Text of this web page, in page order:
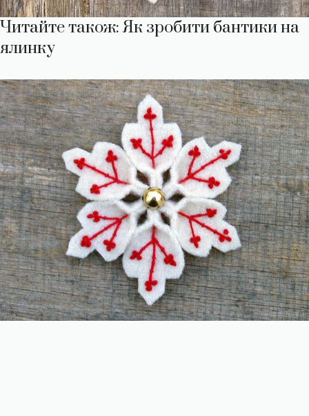
Читайте також:Як зробити бантики на
ялинку